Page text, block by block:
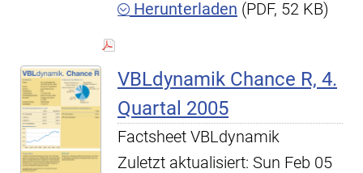
Herunterladen (PDF, 52 KB)
VBLdynamik Chance R, 4.
Quartal 2005
Factsheet VBLdynamik
Zuletzt aktualisiert: Sun Feb 05